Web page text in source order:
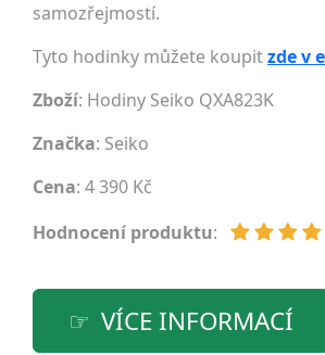
samozřejmostí.
Tyto hodinky můžete koupitzde v
Zboží: Hodiny Seiko QXA823K
Značka: Seiko
Cena: 4 390 Kč
Hodnocení produktu:
VÍCE INFORMACÍ